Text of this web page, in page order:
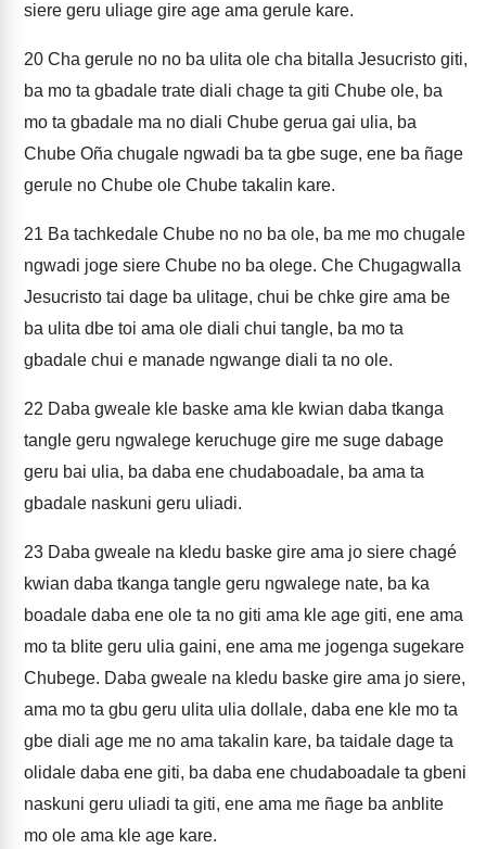
siere geru uliage gire age ama gerule kare.
20 Cha gerule no no ba ulita ole cha bitalla Jesucristo giti,
ba mo ta gbadale trate diali chage ta giti Chube ole, ba
mo ta gbadale ma no diali Chube gerua gai ulia, ba
Chube Oña chugale ngwadi ba ta gbe suge, ene ba ñage
gerule no Chube ole Chube takalin kare.
21 Ba tachkedale Chube no no ba ole, ba me mo chugale
ngwadi joge siere Chube no ba olege. Che Chugagwalla
Jesucristo tai dage ba ulitage, chui be chke gire ama be
ba ulita dbe toi ama ole diali chui tangle, ba mo ta
gbadale chui e manade ngwange diali ta no ole.
22 Daba gweale kle baske ama kle kwian daba tkanga
tangle geru ngwalege keruchuge gire me suge dabage
geru bai ulia, ba daba ene chudaboadale, ba ama ta
gbadale naskuni geru uliadi.
23 Daba gweale na kledu baske gire ama jo siere chagé
kwian daba tkanga tangle geru ngwalege nate, ba ka
boadale daba ene ole ta no giti ama kle age giti, ene ama
mo ta blite geru ulia gaini, ene ama me jogenga sugekare
Chubege. Daba gweale na kledu baske gire ama jo siere,
ama mo ta gbu geru ulita ulia dollale, daba ene kle mo ta
gbe diali age me no ama takalin kare, ba taidale dage ta
olidale daba ene giti, ba daba ene chudaboadale ta gbeni
naskuni geru uliadi ta giti, ene ama me ñage ba anblite
mo ole ama kle age kare.